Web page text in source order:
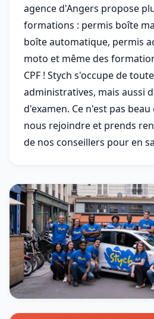
agence d'Angers propose
formations : permis boîte
boîte automatique, permis
moto et même des
CPF ! Stych s'occupe de
administratives, mais aussi
d'examen. Ce n'est pas beau
nous rejoindre et prends
de nos conseillers pour en